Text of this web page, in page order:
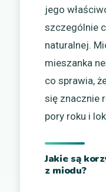
jego
szczególnie
naturalnej.
mieszanka
co sprawia,
się znacznie
pory roku i
Jakie są
z miodu?